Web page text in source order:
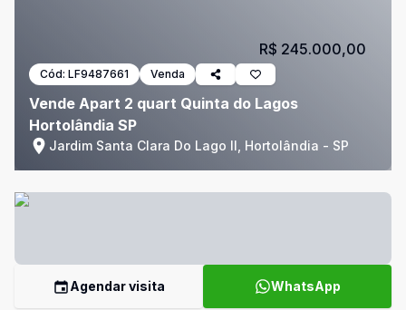
Cód: LF9487661 Venda
Vende Apart 2 quart Quinta do Lagos
Hortolândia SP
Jardim Santa Clara Do Lago II, Hortolândia - SP
R$ 245.000,00
Agendar visita WhatsApp